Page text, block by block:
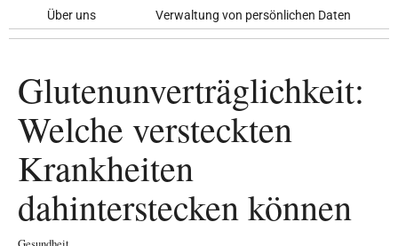
Über uns Verwaltung von persönlichen Daten
Glutenunverträglichkeit:
Welche versteckten
Krankheiten
dahinterstecken können